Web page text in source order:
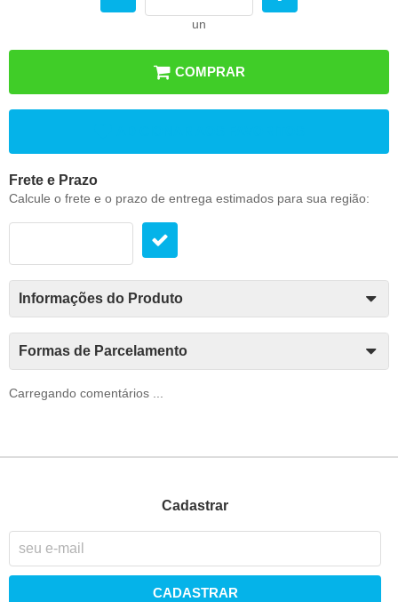
un
COMPRAR
Frete e Prazo
Calcule o frete e o prazo de entrega estimados para sua região:
Informações do Produto
Formas de Parcelamento
Carregando comentários ...
Cadastrar
CADASTRAR